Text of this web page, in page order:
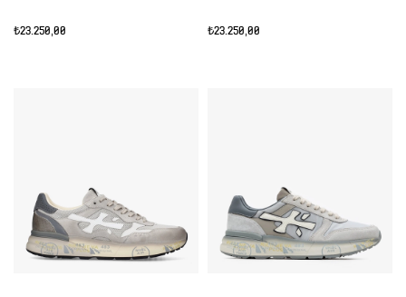
₺23.250,00 ₺23.250,00